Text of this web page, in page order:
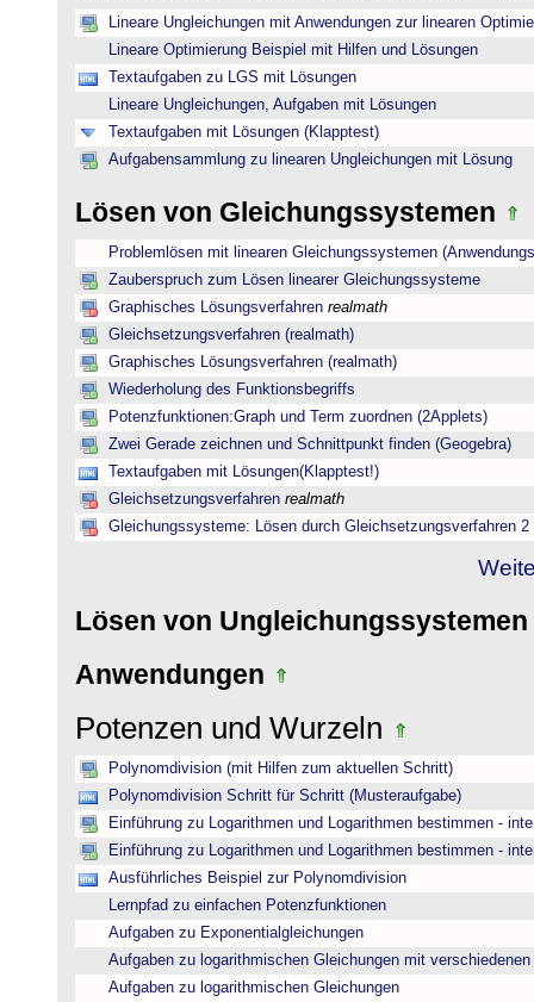
Lineare Ungleichungen mit Anwendungen zur linearen
Lineare Optimierung Beispiel mit Hilfen und Lösungen
Textaufgaben zu LGS mit Lösungen
Lineare Ungleichungen, Aufgaben mit Lösungen
Textaufgaben mit Lösungen (Klapptest)
Aufgabensammlung zu linearen Ungleichungen mit Lösung
Lösen von Gleichungssystemen
Problemlösen mit linearen Gleichungssystemen
Zauberspruch zum Lösen linearer Gleichungssysteme
Graphisches Lösungsverfahren realmath
Gleichsetzungsverfahren (realmath)
Graphisches Lösungsverfahren (realmath)
Wiederholung des Funktionsbegriffs
Potenzfunktionen:Graph und Term zuordnen (2Applets)
Zwei Gerade zeichnen und Schnittpunkt finden (Geogebra)
Textaufgaben mit Lösungen(Klapptest!)
Gleichsetzungsverfahren realmath
Gleichungssysteme: Lösen durch Gleichsetzungsverfahren 2
Lösen von Ungleichungssystemen
Anwendungen
Potenzen und Wurzeln
Polynomdivision (mit Hilfen zum aktuellen Schritt)
Polynomdivision Schritt für Schritt (Musteraufgabe)
Einführung zu Logarithmen und Logarithmen bestimmen -
Einführung zu Logarithmen und Logarithmen bestimmen -
Ausführliches Beispiel zur Polynomdivision
Lernpfad zu einfachen Potenzfunktionen
Aufgaben zu Exponentialgleichungen
Aufgaben zu logarithmischen Gleichungen mit verschiedenen
Aufgaben zu logarithmischen Gleichungen